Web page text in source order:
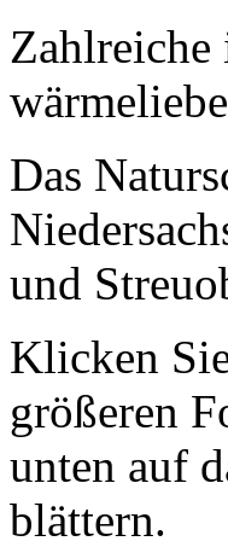
Zahlreiche
Das
und
Klicken
größeren
unten auf
blättern.